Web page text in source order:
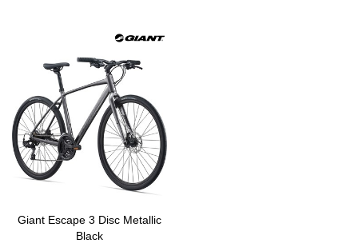
Giant Escape 3 Disc Metallic
Black